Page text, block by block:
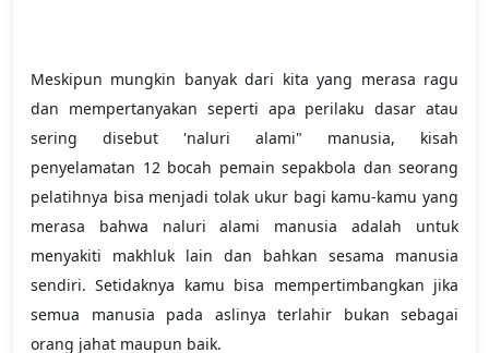
Meskipun mungkin banyak dari kita yang merasa ragu
dan mempertanyakan seperti apa perilaku dasar atau
sering disebut 'naluri alami" manusia, kisah
penyelamatan 12 bocah pemain sepakbola dan seorang
pelatihnya bisa menjadi tolak ukur bagi kamu-kamu yang
merasa bahwa naluri alami manusia adalah untuk
menyakiti makhluk lain dan bahkan sesama manusia
sendiri. Setidaknya kamu bisa mempertimbangkan jika
semua manusia pada aslinya terlahir bukan sebagai
orang jahat maupun baik.